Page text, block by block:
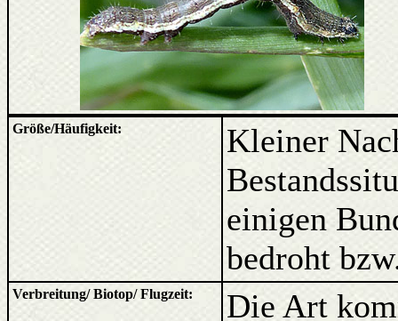
Größe/Häufigkeit:
Kleiner
einigen
bedroht
Verbreitung/ Biotop/ Flugzeit:
Die Art